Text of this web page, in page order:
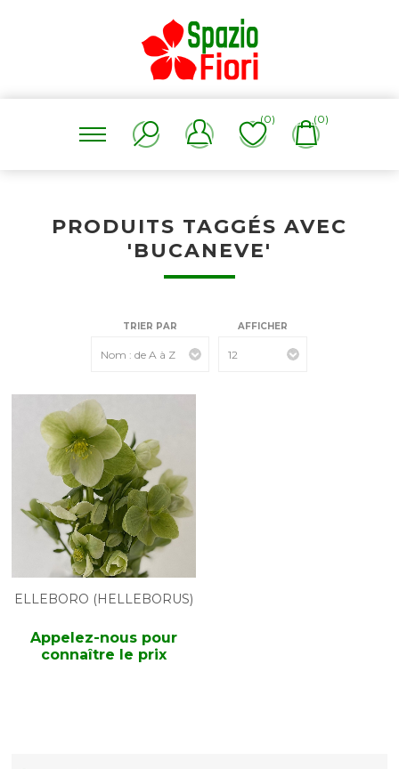
(0) (0)
PRODUITS TAGGÉS AVEC
'BUCANEVE'
TRIER PAR AFFICHER
ELLEBORO (HELLEBORUS)
Appelez-nous pour
connaître le prix